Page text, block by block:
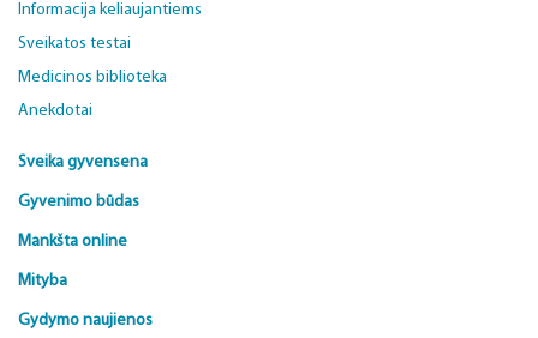
Informacija keliaujantiems
Sveikatos testai
Medicinos biblioteka
Anekdotai
Sveika gyvensena
Gyvenimo būdas
Mankšta online
Mityba
Gydymo naujienos